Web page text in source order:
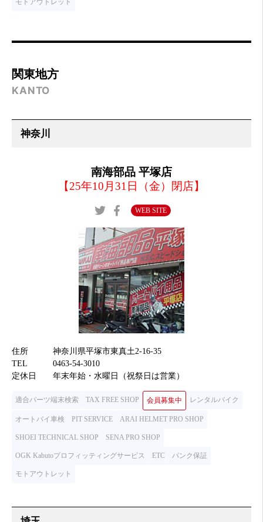
モトアウトレット
関東地方
KANTO
南海部品 平塚店
【25年10月31日（金）閉店】
WEB SITE
住所
神奈川県平塚市東真土2-16-35
TEL
0463-54-3010
定休日
年末年始・水曜日（祝祭日は営業）
適合パーツ端末検索 TAX FREE SHOP 会員募集中 レンタルバイク
オートバイ車検 PIT SERVICE ARAI HELMET PRO SHOP
SHOEI TECHNICAL SHOP SENA PRO SHOP
OGK Kabutoプロフィッティングサービス ETC パンク保証
モトアウトレット